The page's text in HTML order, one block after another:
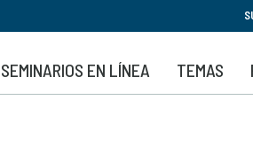
al
contenido
principal
SEMINARIOS EN LÍNEA TEMAS